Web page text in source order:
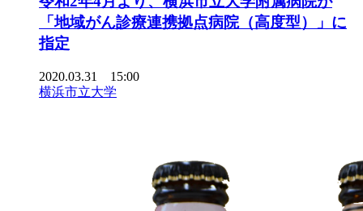
「地域がん診療連携拠点病院（高度型）」に
指定
2020.03.31 15:00
横浜市立大学